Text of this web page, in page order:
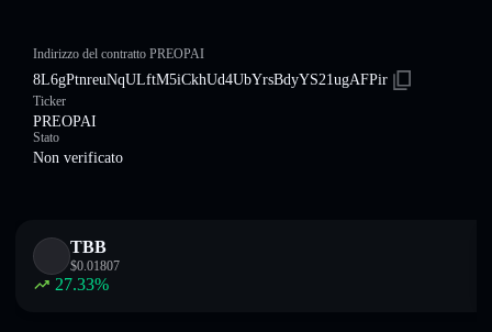
Indirizzo del contratto PREOPAI
8L6gPtnreuNqULftM5iCkhUd4UbYrsBdyYS21ugAFPir
Ticker
PREOPAI
Stato
Non verificato
TBB
$0.01807
27.33%